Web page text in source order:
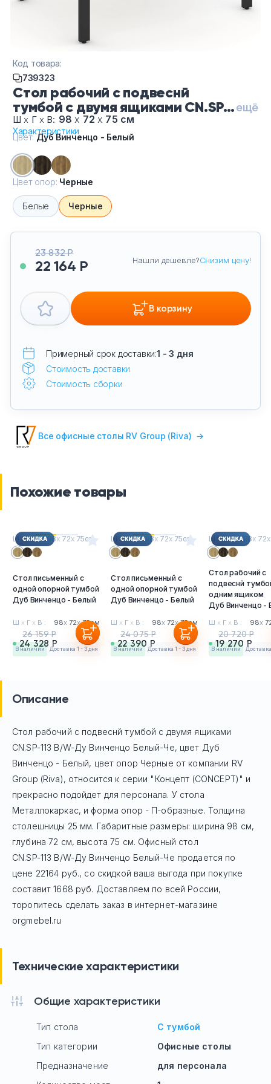
Стол рабочий с подвеснй
тумбой с двумя ящиками CN.SP-
113 B/W-Ду Винченцо Белый-Че,
цвет Дуб Винченцо - Белый,
цвет опор Черные
ещё
Шх Г х В: 98х 72х 75 см
Характеристики
Код товара:
739323
23 832 Р
22 164 Р Нашли дешевле?Снизим цену!
В корзину
Примерный срок доставки:1 - 3 дня
Стоимость доставки
Стоимость сборки
Цвет:Дуб Винченцо - Белый
Цвет опор: Черные
Белые Черные
Все офисные столы RV Group (Riva) →
Похожие товары
Ш хГхВ : 98х 72х 75см
Стол письменный с
одной опорной тумбой
Дуб Винченцо - Белый
Ш х Г х В : 98х 72х75см
24 328 Р
26 159 Р
в наличии Доставка 1 - 3 дня
Ш хГхВ : 98х 72х 75см
Стол письменный с
одной опорной тумбой
Дуб Винченцо - Белый
Ш х Г х В : 98х 72х75см
22 390 Р
24 075 Р
в наличии Доставка 1 - 3 дня
Ш хГхВ : 98х 72х
Стол рабочий с
подвеснй
одним ящиком
Дуб Винченцо -
Ш х Г х В : 98х
19 270 Р
20 720 Р
в наличии
Описание
Стол рабочий с подвеснй тумбой с двумя ящиками
CN.SP-113 B/W-Ду Винченцо Белый-Че, цвет Дуб
Винченцо - Белый, цвет опор Черные от компании RV
Group (Riva), относится к серии "Концепт (CONCEPT)" и
прекрасно подойдет для персонала. У стола
Mеталлокаркас, и форма опор - П-образные. Толщина
столешницы 25 мм. Габаритные размеры: ширина 98 см,
глубина 72 см, высота 75 см. Офисный стол
CN.SP-113 B/W-Ду Винченцо Белый-Че продается по
цене 22164 руб., со скидкой ваша выгода при покупке
составит 1668 руб. Доставляем по всей России,
торопитесь сделать заказ в интернет-магазине
orgmebel.ru
Технические характеристики
Общие характеристики
Тип стола
С тумбой
Тип категории
Офисные столы
Предназначение
для персонала
Офисные шкафы
Сейфы и металлическая мебель
Обеденная зона
Кашпо